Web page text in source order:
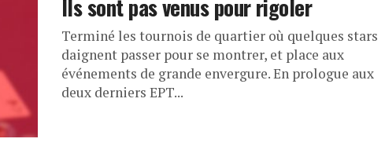
Ils sont pas venus pour rigoler
Terminé les tournois de quartier où quelques stars
daignent passer pour se montrer, et place aux
événements de grande envergure. En prologue aux
deux derniers EPT...